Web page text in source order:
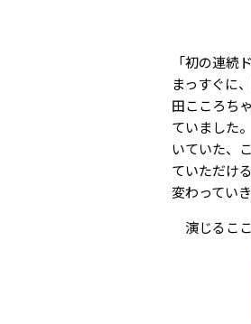
「初の連続
まっすぐに
田こころち
ていました
いていた、
ていただけ
変わってい
演じるこ